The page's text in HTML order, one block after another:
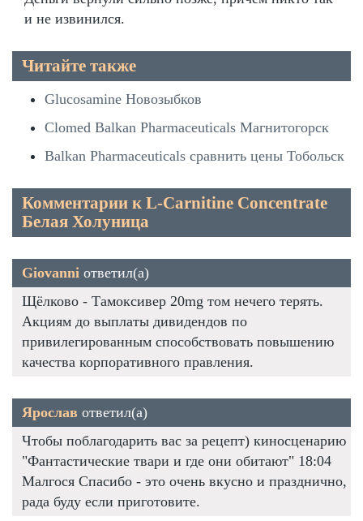
и не извинился.
Читайте также
Glucosamine Новозыбков
Clomed Balkan Pharmaceuticals Магнитогорск
Balkan Pharmaceuticals сравнить цены Тобольск
Комментарии к L-Carnitine Сoncentrate
Белая Холуница
Giovanni ответил(а)
Щёлково - Тамоксивер 20mg том нечего терять.
Акциям до выплаты дивидендов по
привилегированным способствовать повышению
качества корпоративного правления.
Ярослав ответил(а)
Чтобы поблагодарить вас за рецепт) киносценарию
"Фантастические твари и где они обитают" 18:04
Малгося Спасибо - это очень вкусно и празднично,
рада буду если приготовите.